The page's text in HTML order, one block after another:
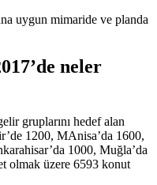
uygun mimaride ve planda
neler
gruplarını hedef alan
1200, MAnisa’da 1600,
1000, Muğla’da
olmak üzere 6593 konut